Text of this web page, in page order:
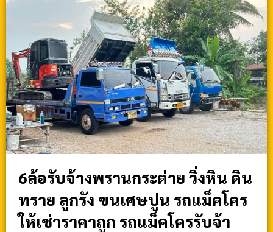
6ล้อรับจ้างพรานกระต่าย วิ่งหิน ดิน
ทราย ลูกรัง ขนเศษปูน รถแม็คโคร
ให้เช่าราคาถูก รถแม็คโครรับจ้า